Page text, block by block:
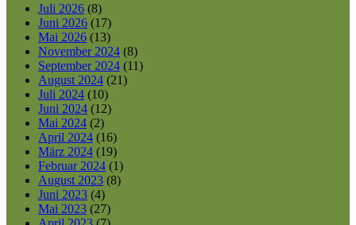
Juli 2026 (8)
Juni 2026 (17)
Mai 2026 (13)
November 2024 (8)
September 2024 (11)
August 2024 (21)
Juli 2024 (10)
Juni 2024 (12)
Mai 2024 (2)
April 2024 (16)
März 2024 (19)
Februar 2024 (1)
August 2023 (8)
Juni 2023 (4)
Mai 2023 (27)